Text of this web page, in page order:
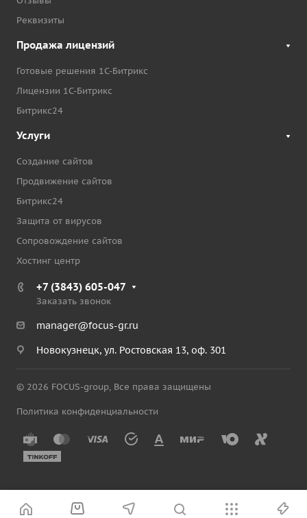
Реквизиты
Продажа лицензий
Готовые решения 1С-Битрикс
Лицензии 1С-Битрикс
Битрикс24
Услуги
Создание сайтов
Продвижение сайтов
Битрикс24
Защита от вирусов
Сопровождение сайтов
Хостинг центр
+7 (3843) 605-047
Заказать звонок
manager@focus-gr.ru
Новокузнецк, ул. Ростовская 13, оф. 301
© 2026 FOCUS-group, Все права защищены
Политика конфиденциальности